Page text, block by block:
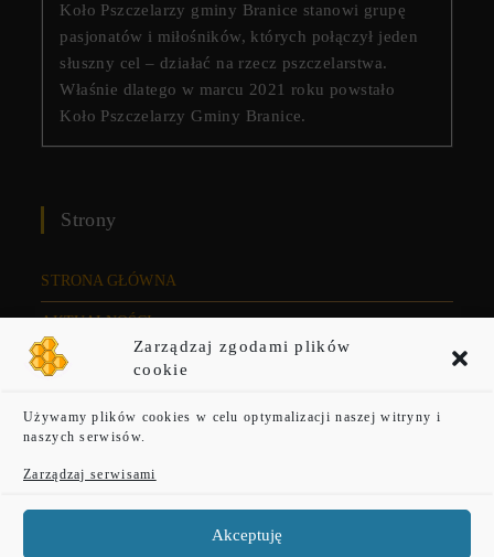
Zarządzaj zgodami plików
cookie
Używamy plików cookies w celu optymalizacji naszej witryny i
naszych serwisów.
Zarządzaj serwisami
Akceptuję
Koło Pszczelarzy gminy Branice stanowi grupę
pasjonatów i miłośników, których połączył jeden
słuszny cel – działać na rzecz pszczelarstwa.
Właśnie dlatego w marcu 2021 roku powstało
Koło Pszczelarzy Gminy Branice.
Strony
STRONA GŁÓWNA
AKTUALNOŚCI
KONTAKT
POLITYKA PRYWATNOŚCI
FORUM